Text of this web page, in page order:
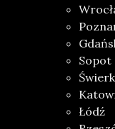
Sopot
Łódź